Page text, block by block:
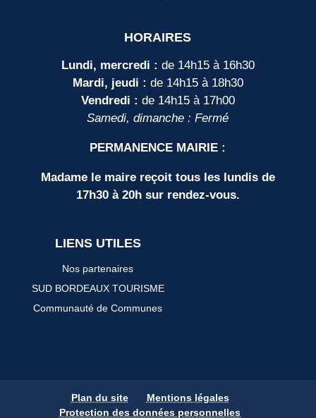
HORAIRES
Lundi, mercredi : de 14h15 à 16h30
Mardi, jeudi : de 14h15 à 18h30
Vendredi : de 14h15 à 17h00
Samedi, dimanche : Fermé
PERMANENCE MAIRIE :
Madame le maire reçoit tous les lundis de
17h30 à 20h sur rendez-vous.
LIENS UTILES
Nos partenaires
SUD BORDEAUX TOURISME
Communauté de Communes
Plan du site
Mentions légales
Protection des données personnelles